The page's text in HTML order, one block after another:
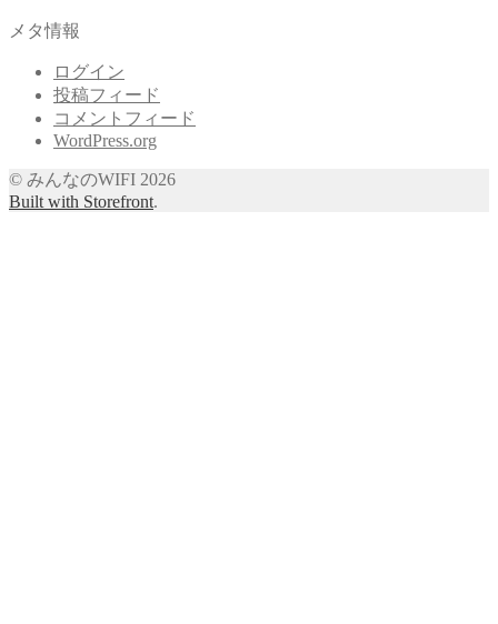
メタ情報
ログイン
投稿フィード
コメントフィード
WordPress.org
© みんなのWIFI 2026
Built with Storefront.